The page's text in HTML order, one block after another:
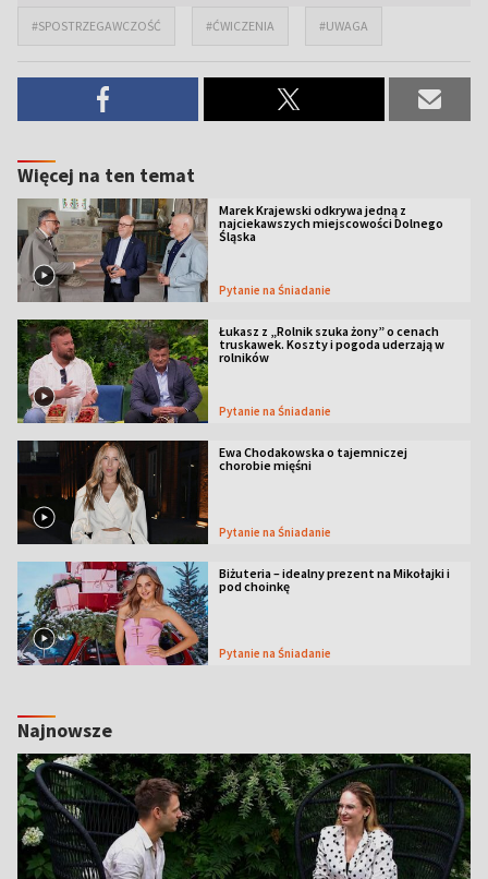
#SPOSTRZEGAWCZOŚĆ #ĆWICZENIA #UWAGA
Więcej na ten temat
Marek Krajewski odkrywa jedną z
najciekawszych miejscowości Dolnego
Śląska
Pytanie na Śniadanie
Łukasz z „Rolnik szuka żony” o cenach
truskawek. Koszty i pogoda uderzają w
rolników
Pytanie na Śniadanie
Ewa Chodakowska o tajemniczej
chorobie mięśni
Pytanie na Śniadanie
Biżuteria – idealny prezent na Mikołajki i
pod choinkę
Pytanie na Śniadanie
Najnowsze